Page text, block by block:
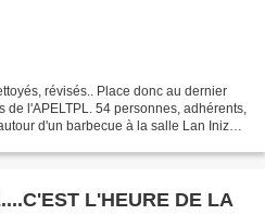
révisés.. Place donc au dernier
de l'APELTPL. 54 personnes, adhérents,
d'un barbecue à la salle Lan Inizan
L'HEURE DE LA